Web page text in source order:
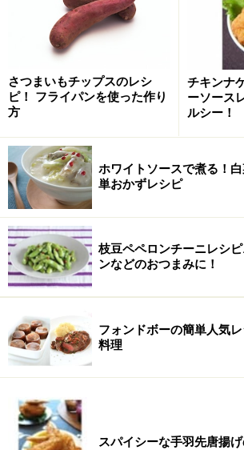
うなぎと梅の冷やし茶漬けの
■冷やし茶漬けの作り方
1
うなぎは食べやすいサイズに切る。
うなぎは食べやすいサイズに切りま
り、たたきます。生姜は皮をむき、千
葉も同じく千切りにします。
さつまいもチップスのレシ
ピ！ フライパンを使った作り
方
チキンナ
ーソース
ルシー！
ホワイトソースで煮る！
単おかずレシピ
枝豆ペペロンチーニレシ
ンなどのおつまみに！
フォンドボーの簡単人気
料理
スパイシーな手羽先唐揚